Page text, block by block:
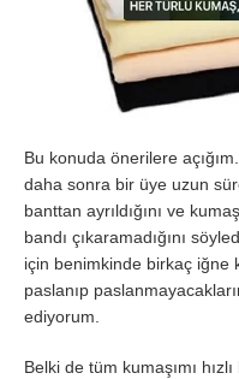
Bu konuda önerilere
daha sonra bir üye uzun
banttan ayrıldığını ve
bandı çıkaramadığını
için benimkinde birkaç iğne
paslanıp
ediyorum.
Belki de tüm kumaşımı